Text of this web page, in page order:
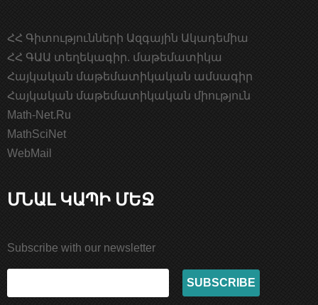
ՀՀ Գիտությունների Ազգային Ակադեմիա
ՀՀ ԳԱԱ տեղեկագիր. մաթեմատիկա
Հայկական մաթեմատիկական ամսագիր
Հայկական մաթեմատիկական միություն
Math-Net.Ru
MathSciNet
WebMail
ՄՆԱԼ ԿԱՊԻ ՄԵՋ
Subscribe with our newsletter